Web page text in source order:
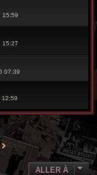
15:59
15:27
07:39
12:59
SUIVANTE
ALLER À